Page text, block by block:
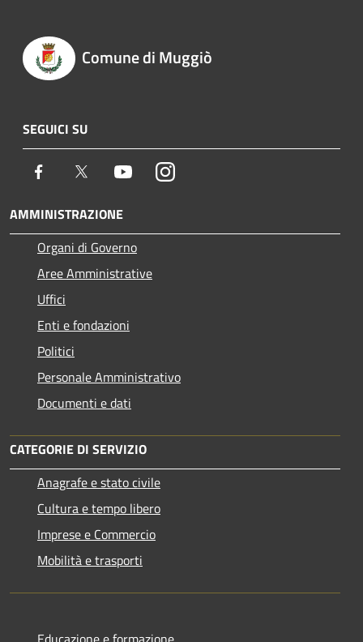
Comune di Muggiò
SEGUICI SU
Facebook Twitter YoutubeInstagram
AMMINISTRAZIONE
Organi di Governo
Aree Amministrative
Uffici
Enti e fondazioni
Politici
Personale Amministrativo
Documenti e dati
CATEGORIE DI SERVIZIO
Anagrafe e stato civile
Cultura e tempo libero
Imprese e Commercio
Mobilità e trasporti